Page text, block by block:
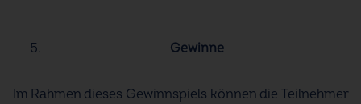
Gewinne
Im Rahmen dieses Gewinnspiels können die Teilnehmer